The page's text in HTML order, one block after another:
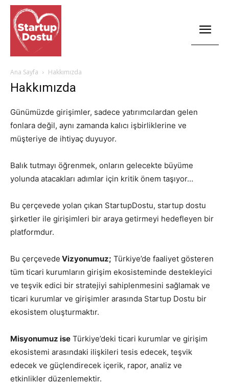
Ana Sayfa Hakkımızda
Hakkımızda
Günümüzde girişimler, sadece yatırımcılardan gelen
fonlara değil, aynı zamanda kalıcı işbirliklerine ve
müşteriye de ihtiyaç duyuyor.
Balık tutmayı öğrenmek, onların gelecekte büyüme
yolunda atacakları adımlar için kritik önem taşıyor…
Bu çerçevede yolan çıkan StartupDostu, startup dostu
şirketler ile girişimleri bir araya getirmeyi hedefleyen bir
platformdur.
Bu çerçevede Vizyonumuz; Türkiye’de faaliyet gösteren
tüm ticari kurumların girişim ekosisteminde destekleyici
ve teşvik edici bir stratejiyi sahiplenmesini sağlamak ve
ticari kurumlar ve girişimler arasında Startup Dostu bir
ekosistem oluşturmaktır.
Misyonumuz ise Türkiye’deki ticari kurumlar ve girişim
ekosistemi arasındaki ilişkileri tesis edecek, teşvik
edecek ve güçlendirecek içerik, rapor, analiz ve
etkinlikler düzenlemektir.